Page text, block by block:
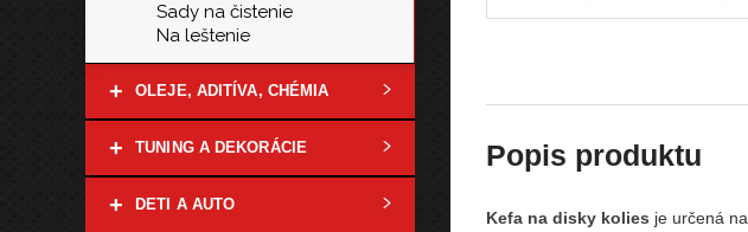
Sady na čistenie
Na leštenie
+ OLEJE, ADITÍVA, CHÉMIA
+ TUNING A DEKORÁCIE
+ DETI A AUTO
Popis produktu
Kefa na disky kolies je určená na